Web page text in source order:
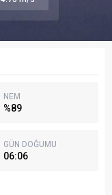
NEM
%89
GÜN DOĞUMU
06:06